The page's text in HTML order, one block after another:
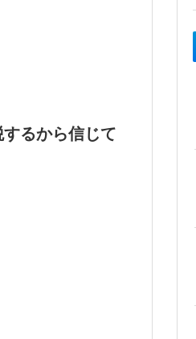
るから信じて